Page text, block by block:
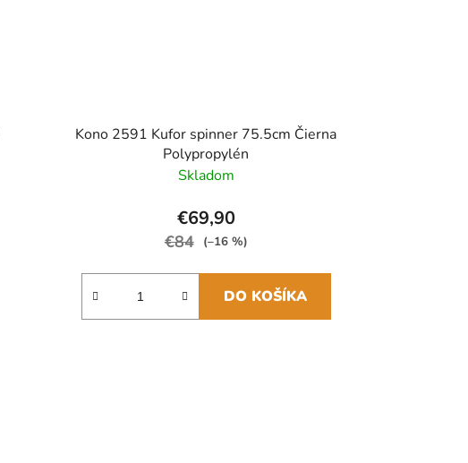
Kono 2591 Kufor spinner 75.5cm Čierna
Polypropylén
Skladom
€69,90
€84 (–16 %)
DO KOŠÍKA